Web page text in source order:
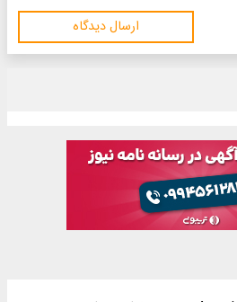
ارسال دیدگاه